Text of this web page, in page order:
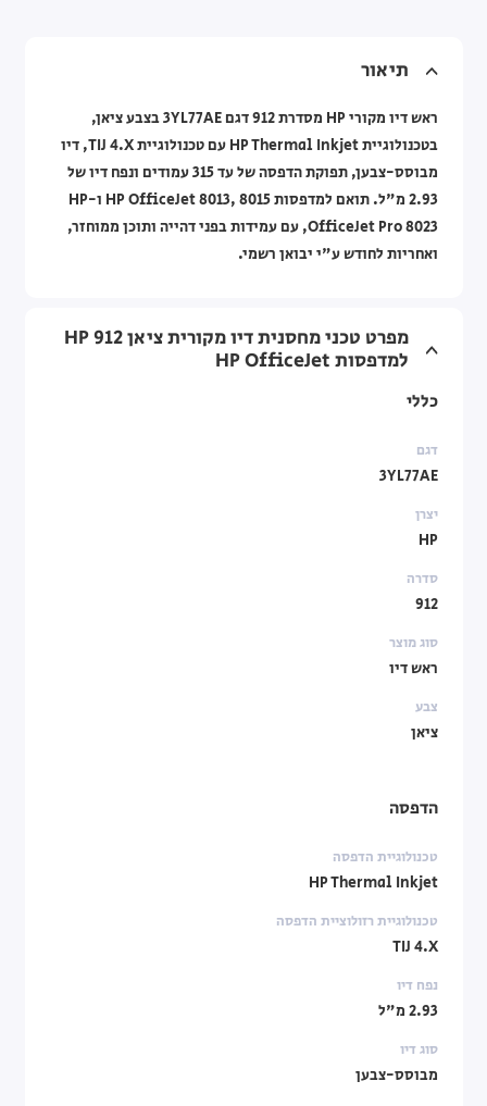
תיאור
ראש דיו מקורי HP מסדרת 912 דגם 3YL77AE בצבע ציאן,
בטכנולוגיית HP Thermal Inkjet עם טכנולוגיית TIJ 4.X, דיו
מבוסס-צבען, תפוקת הדפסה של עד 315 עמודים ונפח דיו של
2.93 מ"ל. תואם למדפסות HP OfficeJet 8013, 8015 ו-HP
OfficeJet Pro 8023, עם עמידות בפני דהייה ותוכן ממוחזר,
ואחריות לחודש ע"י יבואן רשמי.
מפרט טכני מחסנית דיו מקורית ציאן HP 912
למדפסות HP OfficeJet
כללי
דגם
3YL77AE
יצרן
HP
סדרה
912
סוג מוצר
ראש דיו
צבע
ציאן
הדפסה
טכנולוגיית הדפסה
HP Thermal Inkjet
טכנולוגיית רזולוציית הדפסה
TIJ 4.X
נפח דיו
2.93 מ"ל
סוג דיו
מבוסס-צבען